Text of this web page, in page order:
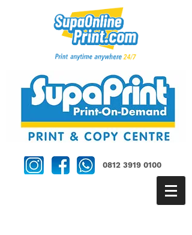
0812 3919 0100